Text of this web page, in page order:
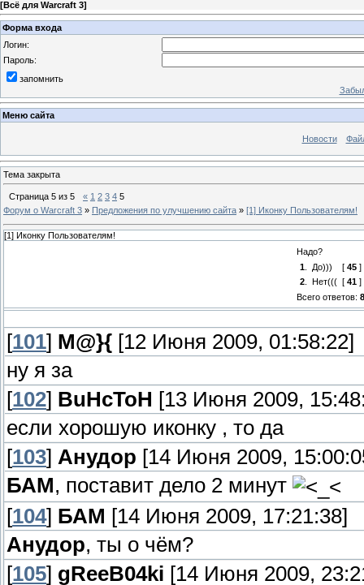
[Всё для Warcraft 3]
Форма входа
Логин:
Пароль:
запомнить
Меню сайта
Новости
Тема закрыта
Страница 5 из 5 « 1 2 3 4 5
Форум о Warcraft 3 » Предложения по улучшению сайта » [1] Иконку Пользователям!
[1] Иконку Пользователям!
Надо?
1. До))) [ 45]
2. Нет((( [ 41]
Всего ответов:
[101] M@}{ [12 Июня 2009, 01:58:22]
ну я за
[102] BuHcToH [13 Июня 2009,
если хорошую иконку , то да
[103] Анудор [14 Июня 2009,
БАМ, поставит дело 2 минут
[104] БАМ [14 Июня 2009, 17:21:38]
Анудор, ты о чём?
[105] gReeB04ki [14 Июня 2009,